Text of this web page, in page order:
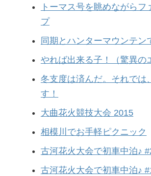
トーマス号を眺めながらフ
プ
同期とハンターマウンテン
やれば出来る子！（驚異の
冬支度は済んだ。それでは
す！
大曲花火競技大会 2015
相模川でお手軽ピクニック
古河花火大会で初車中泊♪
古河花火大会で初車中泊♪